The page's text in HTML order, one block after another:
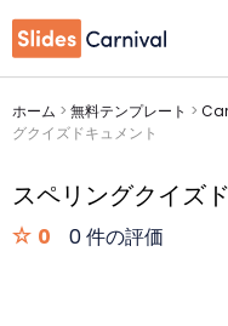
ホーム > 無料テンプレート >
グクイズドキュメント
スペリングクイズ
0 0 件の評価